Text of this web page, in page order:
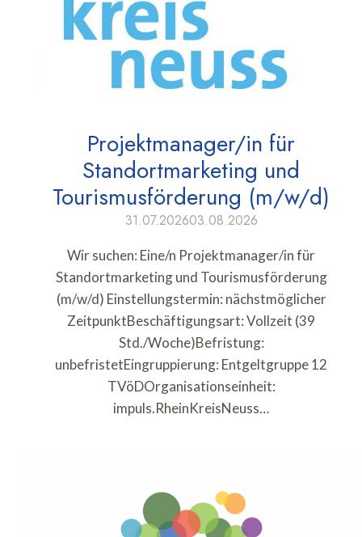
Projektmanager/in für
Standortmarketing und
Tourismusförderung (m/w/d)
31.07.202603.08.2026
Wir suchen: Eine/n Projektmanager/in für
Standortmarketing und Tourismusförderung
(m/w/d) Einstellungstermin: nächstmöglicher
ZeitpunktBeschäftigungsart: Vollzeit (39
Std./Woche)Befristung:
unbefristetEingruppierung: Entgeltgruppe 12
TVöDOrganisationseinheit:
impuls.RheinKreisNeuss…